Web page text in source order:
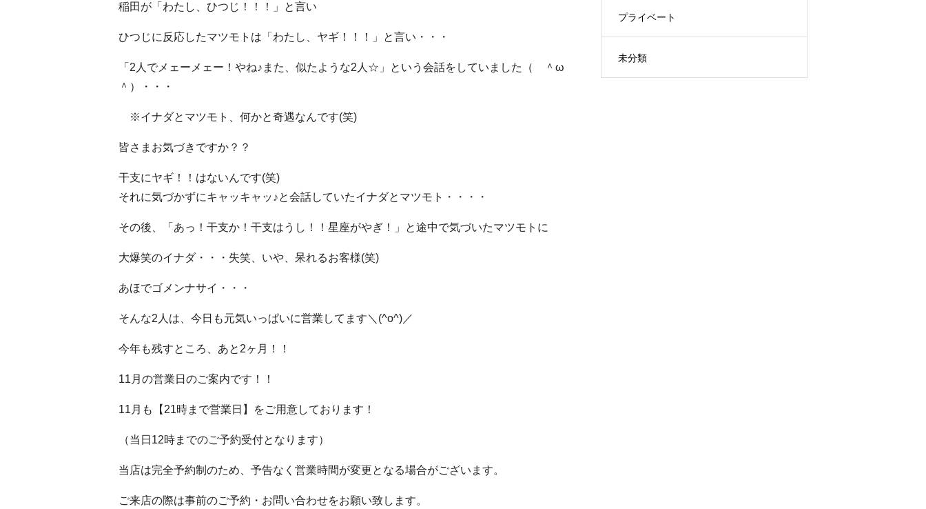
稲田が「わたし、ひつじ！！！」と言い
ひつじに反応したマツモトは「わたし、ヤギ！！！」と言い・・・
「2人でメェーメェー！やね♪また、似たような2人☆」という会話をしていました（ ＾ω
＾）・・・
※イナダとマツモト、何かと奇遇なんです(笑)
皆さまお気づきですか？？
干支にヤギ！！はないんです(笑)
それに気づかずにキャッキャッ♪と会話していたイナダとマツモト・・・・
その後、「あっ！干支か！干支はうし！！星座がやぎ！」と途中で気づいたマツモトに
大爆笑のイナダ・・・失笑、いや、呆れるお客様(笑)
あほでゴメンナサイ・・・
そんな2人は、今日も元気いっぱいに営業してます＼(^o^)／
今年も残すところ、あと2ヶ月！！
11月の営業日のご案内です！！
11月も【21時まで営業日】をご用意しております！
（当日12時までのご予約受付となります）
当店は完全予約制のため、予告なく営業時間が変更となる場合がございます。
ご来店の際は事前のご予約・お問い合わせをお願い致します。
プライベート
未分類